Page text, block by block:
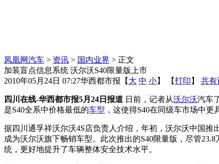
凤凰网汽车 > 资讯 > 国内业界 > 正文
加装盲点信息系统 沃尔沃S40限量版上市
2010年05月24日 07:27华西都市报 【 大 中 小】 【打印 】 共有
四川在线-华西都市报5月24日报道 日前，记者从沃尔沃汽车
是S40全系中价格最低的车型 ，这使得S40在同级车市场中更
据四川通孚祥沃尔沃4S店负责人介绍，年初，沃尔沃中国推
成为沃尔沃旗下畅销车型。此次推出的S40限量版，尽管
统，更好地提升了车辆整体安全技术水平。